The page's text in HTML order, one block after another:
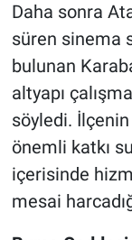
Daha sonra
süren sinema
bulunan
altyapı
söyledi.
önemli katkı
içerisinde
mesai